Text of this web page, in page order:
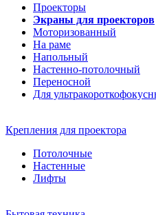
Проекторы
Экраны для проекторов
Моторизованный
На раме
Напольный
Настенно-потолочный
Переносной
Для
Крепления для проектора
Потолочные
Настенные
Лифты